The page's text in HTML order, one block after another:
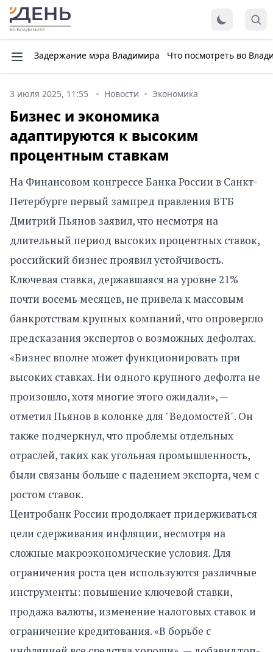
Задержание мэра Владимира Что посмотреть во
3 июля 2025, 11:55 Новости Экономика
Бизнес и экономика
адаптируются к высоким
процентным ставкам
На Финансовом конгрессе Банка России в Санкт-
Петербурге первый зампред правления ВТБ
Дмитрий Пьянов заявил, что несмотря на
длительный период высоких процентных ставок,
российский бизнес проявил устойчивость.
Ключевая ставка, державшаяся на уровне 21%
почти восемь месяцев, не привела к массовым
банкротствам крупных компаний, что опровергло
предсказания экспертов о возможных дефолтах.
«Бизнес вполне может функционировать при
высоких ставках. Ни одного крупного дефолта не
произошло, хотя многие этого ожидали», —
отметил Пьянов в колонке для "Ведомостей". Он
также подчеркнул, что проблемы отдельных
отраслей, таких как угольная промышленность,
были связаны больше с падением экспорта, чем с
ростом ставок.
Центробанк России продолжает придерживаться
цели сдерживания инфляции, несмотря на
сложные макроэкономические условия. Для
ограничения роста цен используются различные
инструменты: повышение ключевой ставки,
продажа валюты, изменение налоговых ставок и
ограничение кредитования. «В борьбе с